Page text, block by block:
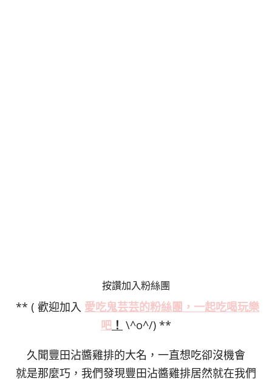
按讚加入粉絲團
** ( 歡迎加入 愛吃鬼芸芸的粉絲團，一起吃喝玩樂
吧 ！ \^o^/) **
久聞豐田沾醬雞排的大名，一直想吃卻沒機會
就是那麼巧，我們發現豐田沾醬雞排居然就在我們